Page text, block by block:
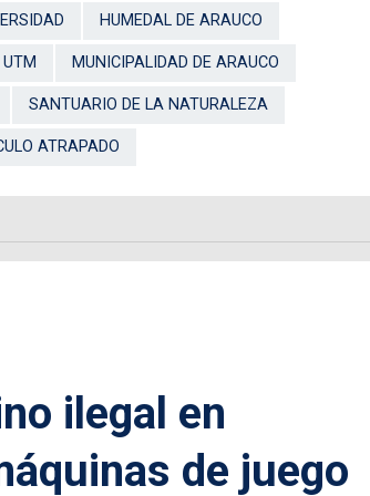
HUMEDAL DE ARAUCO
MUNICIPALIDAD DE ARAUCO
SANTUARIO DE LA NATURALEZA
ATRAPADO
ilegal en
de juego